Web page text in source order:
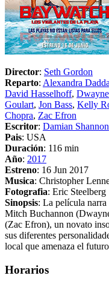
Director: Seth Gordon
Reparto: Alexandra
David Hasselhoff,
Goulart, Jon Bass, Kelly
Chopra, Zac Efron
Escritor: Damian Shannon
Pais: USA
Duración: 116 min
Año: 2017
Estreno: 16 Jun 2017
Musica: Christopher
Fotografia: Eric Steelberg
Sinopsis: La película
Mitch Buchannon
(Zac Efron), un novato
sus diferentes
local que amenaza el
Horarios